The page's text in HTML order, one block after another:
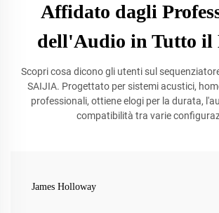
Affidato dagli
dell'Audio in Tutto il
Scopri cosa dicono gli utenti sul
SAIJIA. Progettato per sistemi acustici,
professionali, ottiene elogi per la durata,
compatibilità tra varie
James Holloway